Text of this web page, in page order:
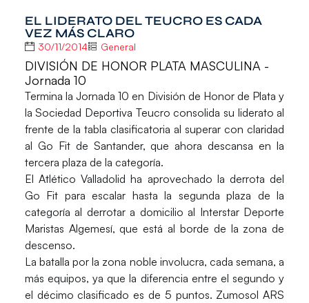
EL LIDERATO DEL TEUCRO ES CADA
VEZ MÁS CLARO
30/11/2014 General
DIVISIÓN DE HONOR PLATA MASCULINA -
Jornada 10
Termina la Jornada 10 en División de Honor de Plata y
la Sociedad Deportiva Teucro consolida su liderato al
frente de la tabla clasificatoria al superar con claridad
al Go Fit de Santander, que ahora descansa en la
tercera plaza de la categoría.
El Atlético Valladolid ha aprovechado la derrota del
Go Fit para escalar hasta la segunda plaza de la
categoría al derrotar a domicilio al Interstar Deporte
Maristas Algemesí, que está al borde de la zona de
descenso.
La batalla por la zona noble involucra, cada semana, a
más equipos, ya que la diferencia entre el segundo y
el décimo clasificado es de 5 puntos. Zumosol ARS